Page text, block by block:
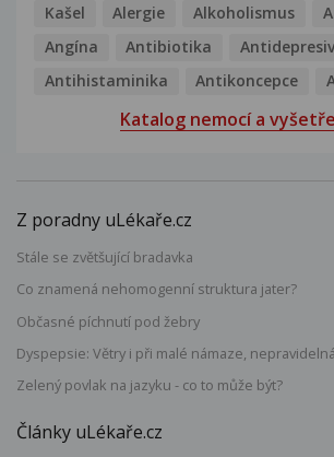
Kašel Alergie Alkoholismus
Angína
Antibiotika
Antihistaminika
Antikoncepce
Katalog nemocí a
Z poradny uLékaře.cz
Stále se zvětšující bradavka
Co znamená nehomogenní struktura jater?
Občasné píchnutí pod žebry
Dyspepsie: Větry i při malé námaze,
Zelený povlak na jazyku - co to může být?
Články uLékaře.cz